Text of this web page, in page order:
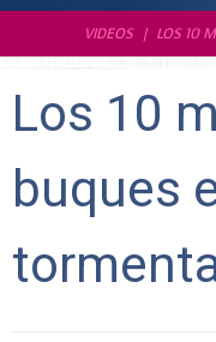
VIDEOS LOS 10
Los 10
buques